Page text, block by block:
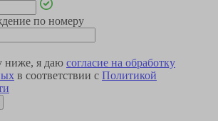
по номеру
ниже, я даю согласие на обработку
в соответствии с Политикой